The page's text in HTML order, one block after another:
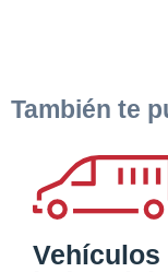
También te
Vehículos